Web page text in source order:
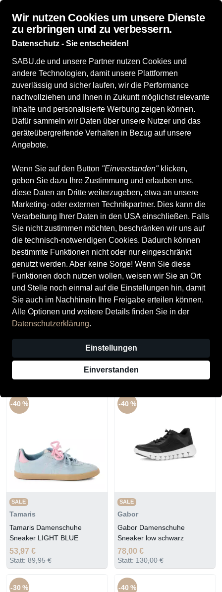
Wir nutzen Cookies um unsere Dienste
zu erbringen und zu verbessern.
Datenschutz - Sie entscheiden!
SABU.de und unsere Partner nutzen Cookies und
andere Technologien, damit unsere Plattformen
zuverlässig und sicher laufen, wir die Performance
nachvollziehen und Ihnen in Zukunft möglichst relevante
Inhalte und personalisierte Werbung zeigen können.
Dafür sammeln wir Daten über unsere Nutzer und das
geräteübergreifende Verhalten in Bezug auf unsere
Angebote.
Wenn Sie auf den Button "Einverstanden"klicken,
geben Sie dazu Ihre Zustimmung und erlauben uns,
diese Daten an Dritte weiterzugeben, etwa an unsere
Marketing- oder externen Technikpartner. Dies kann die
Verarbeitung Ihrer Daten in den USA einschließen. Falls
Sie nicht zustimmen möchten, beschränken wir uns auf
die technisch-notwendigen Cookies. Dadurch können
bestimmte Funktionen nicht oder nur eingeschränkt
genutzt werden. Aber keine Sorge! Wenn Sie diese
Funktionen doch nutzen wollen, weisen wir Sie an Ort
und Stelle noch einmal auf die Einstellungen hin, damit
Sie auch im Nachhinein Ihre Freigabe erteilen können.
Alle Optionen und weitere Details finden Sie in der
Datenschutzerklärung.
Einstellungen
Einverstanden
Alle Produkte Damenschuhe Sportschuhe
Sneaker
ALLE FILTER
145 Produkte
Sportliche Schnürer PINK
Statt:
-40 %
Tamaris
Sportliche Schnürer TAUPE
74,95 €
SALE
Tamaris
Tamaris Damenschuhe
Sneaker LIGHT BLUE
53,97 €
Statt: 89,95 €
-40 %
SALE
Gabor
Gabor Damenschuhe
Sneaker low schwarz
78,00 €
Statt: 130,00 €
-40 %
-30 % -40 %